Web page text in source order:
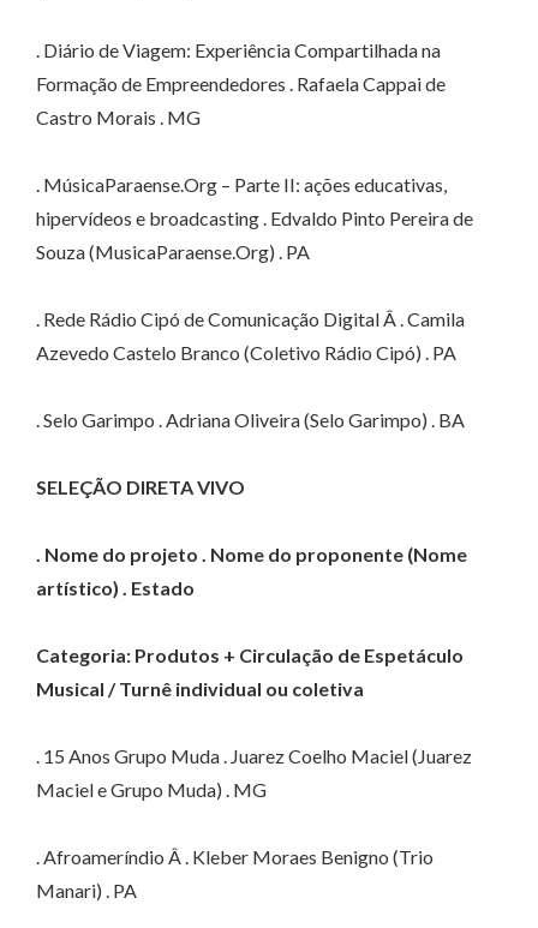
. Diário de Viagem: Experiência Compartilhada na
Formação de Empreendedores . Rafaela Cappai de
Castro Morais . MG
. MúsicaParaense.Org – Parte II: ações educativas,
hipervídeos e broadcasting . Edvaldo Pinto Pereira de
Souza (MusicaParaense.Org) . PA
. Rede Rádio Cipó de Comunicação Digital Â . Camila
Azevedo Castelo Branco (Coletivo Rádio Cipó) . PA
. Selo Garimpo . Adriana Oliveira (Selo Garimpo) . BA
SELEÇÃO DIRETA VIVO
. Nome do projeto . Nome do proponente (Nome
artístico) . Estado
Categoria: Produtos + Circulação de Espetáculo
Musical / Turnê individual ou coletiva
. 15 Anos Grupo Muda . Juarez Coelho Maciel (Juarez
Maciel e Grupo Muda) . MG
. Afroameríndio Â . Kleber Moraes Benigno (Trio
Manari) . PA